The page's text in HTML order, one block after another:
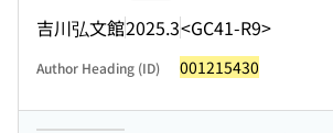
吉川弘文館2025.3<GC41-R9>
Author Heading (ID) 001215430